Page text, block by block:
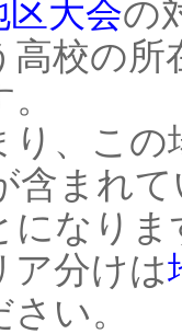
区大会の
高校の所
、この
含まれ
になりま
分けは
い。